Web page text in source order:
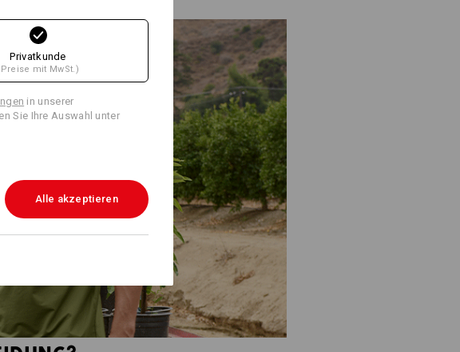
Privatkunde
mit MwSt.)
in unserer
Sie Ihre Auswahl unter
Alle akzeptieren